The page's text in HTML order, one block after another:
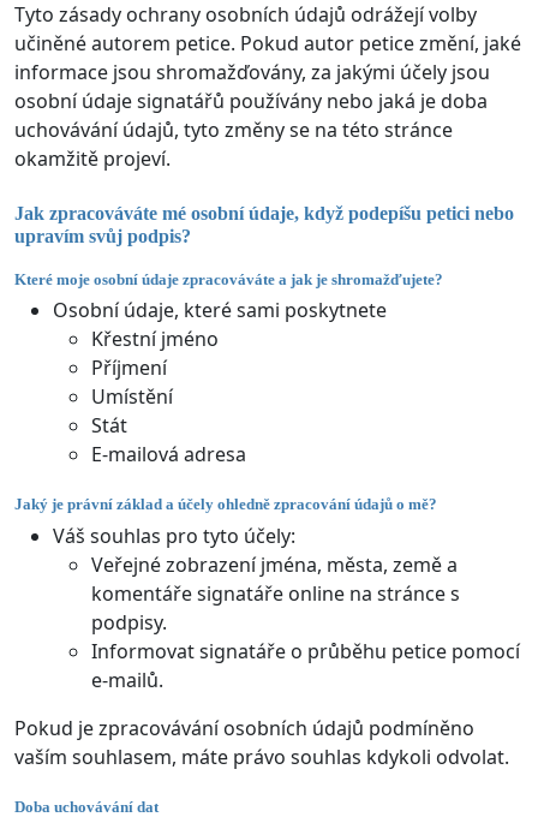
Tyto zásady ochrany osobních údajů odrážejí volby
učiněné autorem petice. Pokud autor petice změní, jaké
informace jsou shromažďovány, za jakými účely jsou
osobní údaje signatářů používány nebo jaká je doba
uchovávání údajů, tyto změny se na této stránce
okamžitě projeví.
Jak zpracováváte mé osobní údaje, když podepíšu petici nebo
upravím svůj podpis?
Které moje osobní údaje zpracováváte a jak je shromažďujete?
Osobní údaje, které sami poskytnete
Křestní jméno
Příjmení
Umístění
Stát
E-mailová adresa
Jaký je právní základ a účely ohledně zpracování údajů o mě?
Váš souhlas pro tyto účely:
Veřejné zobrazení jména, města, země a
komentáře signatáře online na stránce s
podpisy.
Informovat signatáře o průběhu petice pomocí
e-mailů.
Pokud je zpracovávání osobních údajů podmíněno
vaším souhlasem, máte právo souhlas kdykoli odvolat.
Doba uchovávání dat